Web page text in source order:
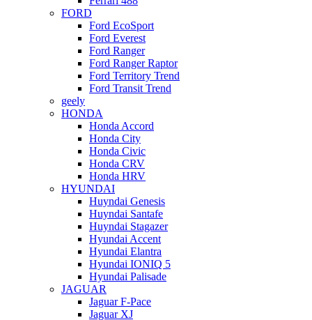
FORD
Ford EcoSport
Ford Everest
Ford Ranger
Ford Ranger Raptor
Ford Territory Trend
Ford Transit Trend
geely
HONDA
Honda Accord
Honda City
Honda Civic
Honda CRV
Honda HRV
HYUNDAI
Huyndai Genesis
Huyndai Santafe
Huyndai Stagazer
Hyundai Accent
Hyundai Elantra
Hyundai IONIQ 5
Hyundai Palisade
JAGUAR
Jaguar F-Pace
Jaguar XJ